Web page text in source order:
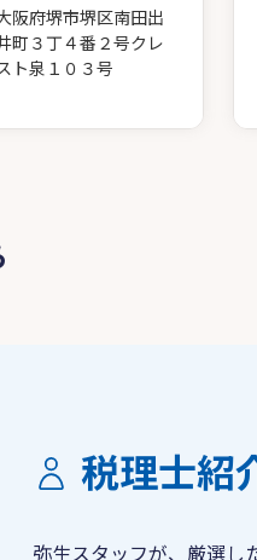
阪府堺市堺区南田出
町３丁４番２号クレ
ト泉１０３号
税理士紹
弥生スタッフが、厳選し